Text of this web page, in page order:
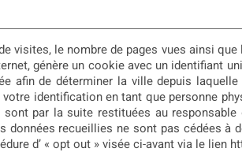
visites, le nombre de pages vues ainsi
génère un cookie avec un identifiant
afin de déterminer la ville depuis
identification en tant que personne
par la suite restituées au
recueillies ne sont pas cédées à
d’ « opt out » visée ci-avant via le lien